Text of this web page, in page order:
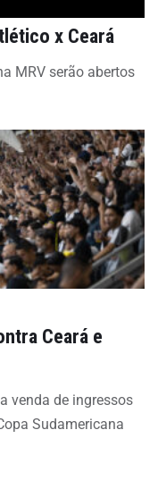
x Ceará
MRV serão abertos
Ceará e
venda de ingressos
Sudamericana